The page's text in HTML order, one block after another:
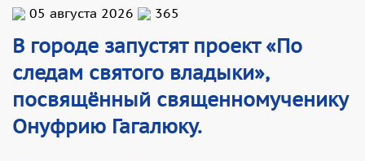
05 августа 2026 365
В городе запустят проект «По
следам святого владыки»,
посвящённый священномученику
Онуфрию Гагалюку.